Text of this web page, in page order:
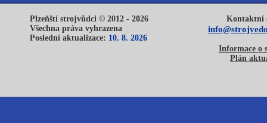
Plzeňští strojvůdci © 2012 - 2026
Všechna práva vyhrazena
Poslední aktualizace: 10. 8. 2026
Kontaktní
Informace o
Plán